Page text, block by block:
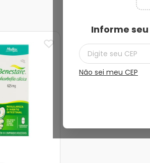
Informe
Não sei meu CEP